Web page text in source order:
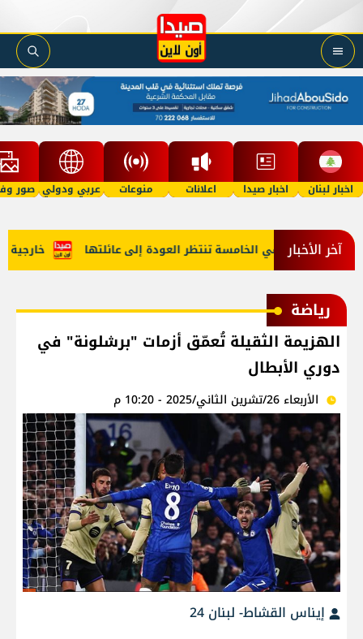
اخبار لبنان اخبار صيدا اعلانات منوعات عربي ودولي صور
آخر الأخبار خارجية طفلة في الخامسة تنتظر العودة إلى عائلتها
رياضة
الهزيمة الثقيلة تُعمّق أزمات "برشلونة" في
دوري الأبطال
الأربعاء 26/تشرين الثاني/2025 - 10:20 م
إيناس القشاط- لبنان 24